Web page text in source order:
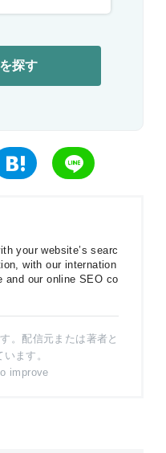
探す
your website’s searc
with our internation
and our online SEO co
。配信元または著者と
ます。
improve